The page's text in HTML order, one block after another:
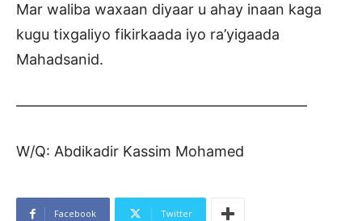
Mar waliba waxaan diyaar u ahay inaan kaga
kugu tixgaliyo fikirkaada iyo ra’yigaada
Mahadsanid.
————————————————————
W/Q: Abdikadir Kassim Mohamed
Facebook Twitter